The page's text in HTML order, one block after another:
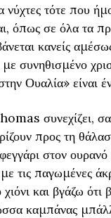
νύχτες τότε που
όπως σε όλα τα
κανείς
με συνηθισμένο
Ουαλία» είναι
συνεχίζει,
προς τη
στον
τις παγωμένες
και βγάζω
καμπάνας